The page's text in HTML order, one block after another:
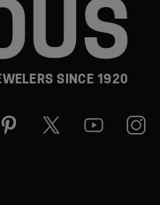
SINCE 1920